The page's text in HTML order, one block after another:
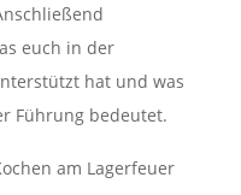
euch in der
hat und was
Führung bedeutet.